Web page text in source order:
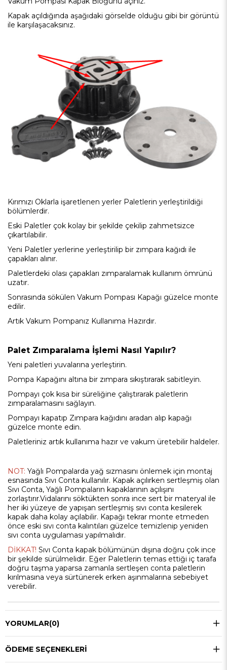
Kapak açıldığında aşağıdaki görselde olduğu gibi bir görüntü
ile karşılaşacaksınız.
Kırımızı Oklarla işaretlenen yerler Paletlerin yerleştirildiği
bölümlerdir.
Eski Paletler çok kolay bir şekilde çekilip zahmetsizce
çıkartılabilir.
Yeni Paletler yerlerine yerleştirilip bir zımpara kağıdı ile
çapakları alınır.
Paletlerdeki olası çapakları zımparalamak kullanım ömrünü
uzatır.
Sonrasında sökülen Vakum Pompası Kapağı güzelce monte
edilir.
Artık Vakum Pompanız Kullanıma Hazırdır.
Palet Zımparalama İşlemi Nasıl Yapılır?
Yeni paletleri yuvalarına yerleştirin.
Pompa Kapağını altına bir zımpara sıkıştırarak sabitleyin.
Pompayı çok kısa bir süreliğine çalıştırarak paletlerin
zımparalamasını sağlayın.
Pompayı kapatıp Zımpara kağıdını aradan alıp kapağı
güzelce monte edin.
Paletleriniz artık kullanıma hazır ve vakum üretebilir haldeler.
NOT: Yağlı Pompalarda yağ sızmasını önlemek için montaj
esnasında Sıvı Conta kullanılır. Kapak açılırken sertleşmiş olan
Sıvı Conta, Yağlı Pompaların kapaklarının açılışını
zorlaştırır.Vidalarını söktükten sonra ince sert bir materyal ile
her iki yüzeye de yapışan sertleşmiş sıvı conta kesilerek
kapak daha kolay açılabilir. Kapağı tekrar monte etmeden
önce eski sıvı conta kalıntıları güzelce temizlenip yeniden
sıvı conta uygulaması yapılmalıdır.
DİKKAT! Sıvı Conta kapak bölümünün dışına doğru çok ince
bir şekilde sürülmelidir. Eğer Paletlerin temas ettiği iç tarafa
doğru taşma yaparsa zamanla sertleşen conta paletlerin
kırılmasına veya sürtünerek erken aşınmalarına sebebiyet
verebilir.
YORUMLAR(0)
ÖDEME SEÇENEKLERI